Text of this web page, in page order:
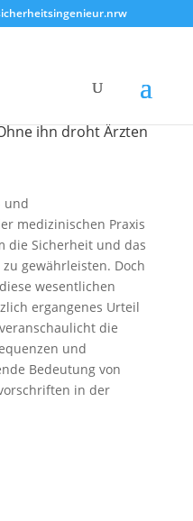
ihn droht Ärzten
und
medizinischen Praxis
die Sicherheit und das
gewährleisten. Doch
wesentlichen
ergangenes Urteil
die
und
Bedeutung von
in der